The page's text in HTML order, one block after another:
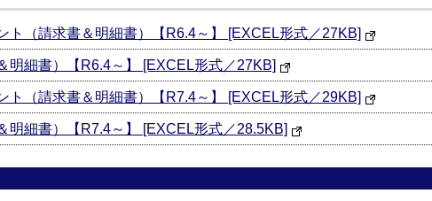
ト（請求書＆明細書）【R6.4～】 [EXCEL形式／27KB]
明細書）【R6.4～】 [EXCEL形式／27KB]
ト（請求書＆明細書）【R7.4～】 [EXCEL形式／29KB]
明細書）【R7.4～】 [EXCEL形式／28.5KB]